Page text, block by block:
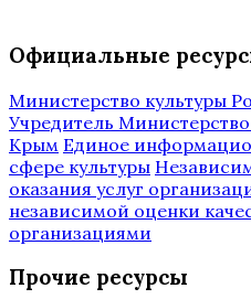
Официальные
Министерство культуры
Учредитель
Крым Единое
сфере культуры
оказания услуг
независимой оценки
организациями
Прочие ресурсы